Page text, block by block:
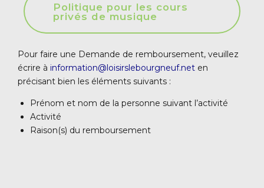
Politique pour les cours
privés de musique
Pour faire une Demande de remboursement, veuillez
écrire à information@loisirslebourgneuf.net en
précisant bien les éléments suivants :
Prénom et nom de la personne suivant l’activité
Activité
Raison(s) du remboursement